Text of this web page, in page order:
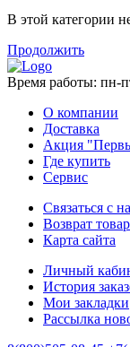
В этой категории
Продолжить
Время работы: пн-
О компании
Доставка
Акция
Где купить
Сервис
Связаться с
Возврат
Карта сайта
Личный
История
Мои закладки
Рассылка